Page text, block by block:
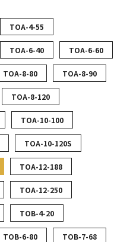
TOA-4-55
TOA-6-40 TOA-6-60
TOA-8-80 TOA-8-90
TOA-8-120
TOA-10-100
TOA-10-120S
TOA-12-188
TOA-12-250
TOB-4-20
TOB-6-80 TOB-7-68